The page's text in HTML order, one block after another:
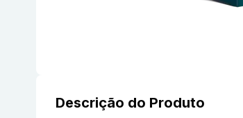
Descrição do Produto